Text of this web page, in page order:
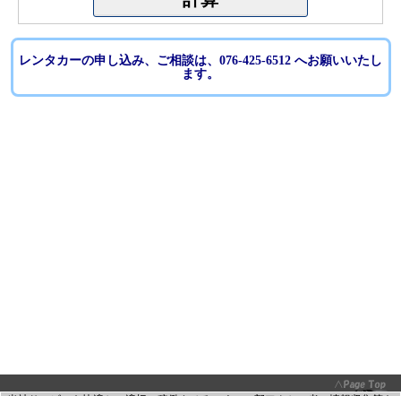
レンタカーの申し込み、ご相談は、076-425-6512 へお願いいたし
ます。